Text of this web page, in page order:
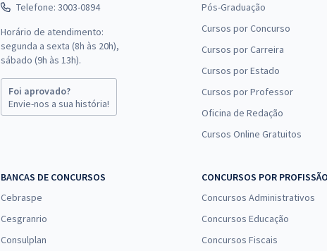
Telefone: 3003-0894
Horário de atendimento:
segunda a sexta (8h às 20h),
sábado (9h às 13h).
Foi aprovado?
Envie-nos a sua história!
Pós-Graduação
Cursos por Concurso
Cursos por Carreira
Cursos por Estado
Cursos por Professor
Oficina de Redação
Cursos Online Gratuitos
BANCAS DE CONCURSOS
Cebraspe
Cesgranrio
Consulplan
CONCURSOS POR PROFISSÃO
Concursos Administrativos
Concursos Educação
Concursos Fiscais